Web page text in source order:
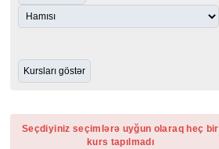
Seçdiyiniz seçimlərə uyğun olaraq heç bir
kurs tapılmadı